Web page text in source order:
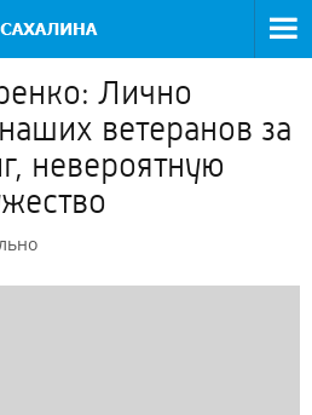
Лично
ветеранов за
невероятную